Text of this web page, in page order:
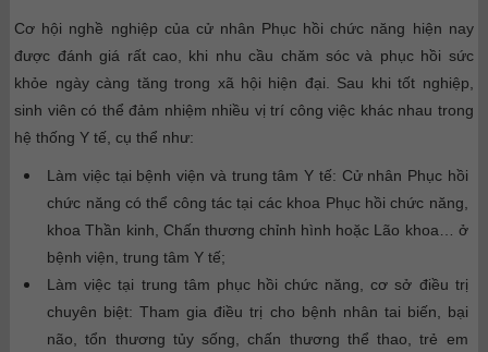
Cơ hội nghề nghiệp của cử nhân Phục hồi chức năng hiện nay
được đánh giá rất cao, khi nhu cầu chăm sóc và phục hồi sức
khỏe ngày càng tăng trong xã hội hiện đại. Sau khi tốt nghiệp,
sinh viên có thể đảm nhiệm nhiều vị trí công việc khác nhau trong
hệ thống Y tế, cụ thể như:
Làm việc tại bệnh viện và trung tâm Y tế: Cử nhân Phục hồi
chức năng có thể công tác tại các khoa Phục hồi chức năng,
khoa Thần kinh, Chấn thương chỉnh hình hoặc Lão khoa… ở
bệnh viện, trung tâm Y tế;
Làm việc tại trung tâm phục hồi chức năng, cơ sở điều trị
chuyên biệt: Tham gia điều trị cho bệnh nhân tai biến, bại
não, tổn thương tủy sống, chấn thương thể thao, trẻ em